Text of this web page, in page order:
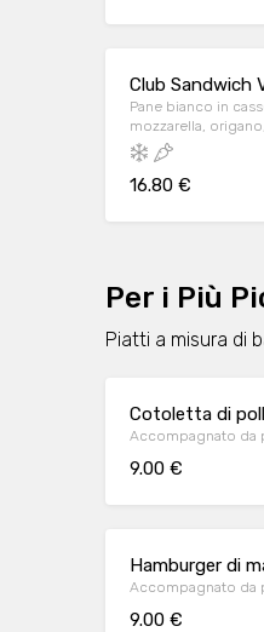
Club Sandwich
Pane bianco in
mozzarella,
16.80 €
Per i Più
Piatti a misura di
Cotoletta di
Accompagnato da
9.00 €
Hamburger di
Accompagnato da
9.00 €